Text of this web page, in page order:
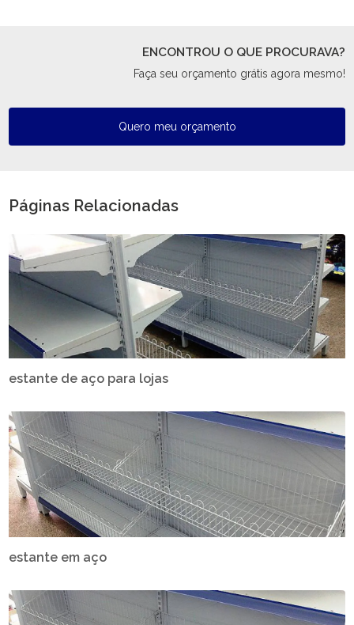
ENCONTROU O QUE PROCURAVA?
Faça seu orçamento grátis agora mesmo!
Quero meu orçamento
Páginas Relacionadas
estante de aço para lojas
estante em aço